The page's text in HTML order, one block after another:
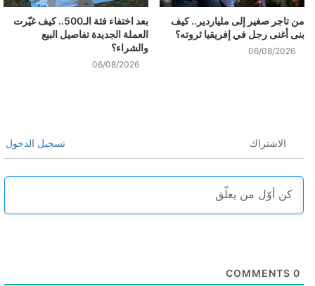
من تاجر صغير إلى ملياردير.. كيف
بنى أغنى رجل في إفريقيا ثروته؟
06/08/2026
بعد اختفاء فئة الـ500.. كيف غيّرت
العملة الجديدة تفاصيل البيع
والشراء؟
06/08/2026
الاشتراك تسجيل الدخول
0